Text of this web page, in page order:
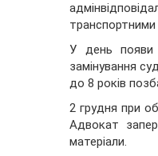
У день появи
замінування
до 8 років
2 грудня при
Адвокат
матеріали.